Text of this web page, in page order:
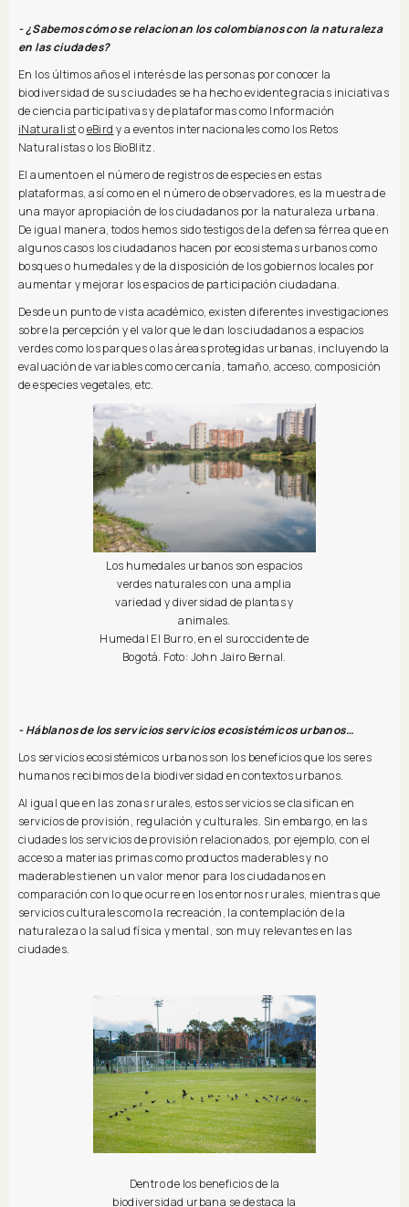
- ¿Sabemos cómo se relacionan los colombianos con la naturaleza
en las ciudades?
En los últimos años el interés de las personas por conocer la
biodiversidad de sus ciudades se ha hecho evidente gracias iniciativas
de ciencia participativas y de plataformas como Información
iNaturalistoeBird y a eventos internacionales como los Retos
Naturalistas o los BioBlitz.
El aumento en el número de registros de especies en estas
plataformas, así como en el número de observadores, es la muestra de
una mayor apropiación de los ciudadanos por la naturaleza urbana.
De igual manera, todos hemos sido testigos de la defensa férrea que en
algunos casos los ciudadanos hacen por ecosistemas urbanos como
bosques o humedales y de la disposición de los gobiernos locales por
aumentar y mejorar los espacios de participación ciudadana.
Desde un punto de vista académico, existen diferentes investigaciones
sobre la percepción y el valor que le dan los ciudadanos a espacios
verdes como los parques o las áreas protegidas urbanas, incluyendo la
evaluación de variables como cercanía, tamaño, acceso, composición
de especies vegetales, etc.
Los humedales urbanos son espacios
verdes naturales con una amplia
variedad y diversidad de plantas y
animales.
Humedal El Burro, en el suroccidente de
Bogotá. Foto: John Jairo Bernal.
- Háblanos de los servicios servicios ecosistémicos urbanos…
Los servicios ecosistémicos urbanos son los beneficios que los seres
humanos recibimos de la biodiversidad en contextos urbanos.
Al igual que en las zonas rurales, estos servicios se clasifican en
servicios de provisión, regulación y culturales. Sin embargo, en las
ciudades los servicios de provisión relacionados, por ejemplo, con el
acceso a materias primas como productos maderables y no
maderables tienen un valor menor para los ciudadanos en
comparación con lo que ocurre en los entornos rurales, mientras que
servicios culturales como la recreación, la contemplación de la
naturaleza o la salud física y mental, son muy relevantes en las
ciudades.
Dentro de los beneficios de la
biodiversidad urbana se destaca la